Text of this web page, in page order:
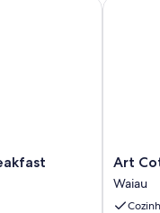
Art
Cottage
Waiau
Art
Waiau